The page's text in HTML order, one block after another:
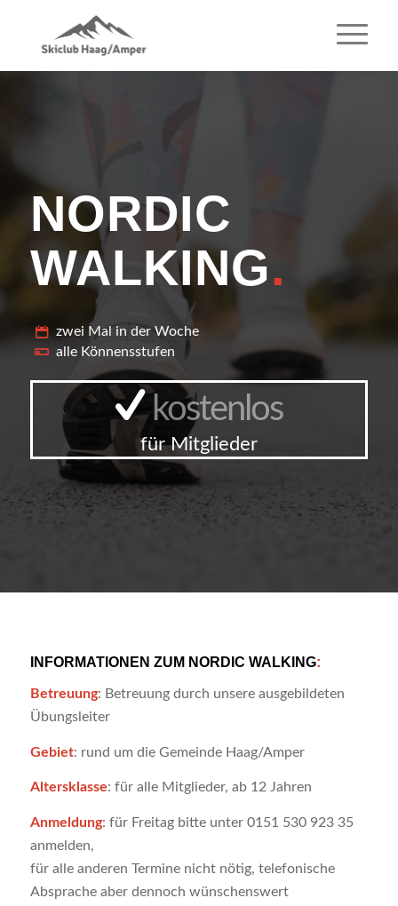
NORDIC
WALKING.
zwei Mal in der Woche
alle Könnensstufen
kostenlos
für Mitglieder
INFORMATIONEN ZUM NORDIC WALKING:
Betreuung: Betreuung durch unsere ausgebildeten
Übungsleiter
Gebiet: rund um die Gemeinde Haag/Amper
Altersklasse: für alle Mitglieder, ab 12 Jahren
Anmeldung: für Freitag bitte unter 0151 530 923 35
anmelden,
für alle anderen Termine nicht nötig, telefonische
Absprache aber dennoch wünschenswert